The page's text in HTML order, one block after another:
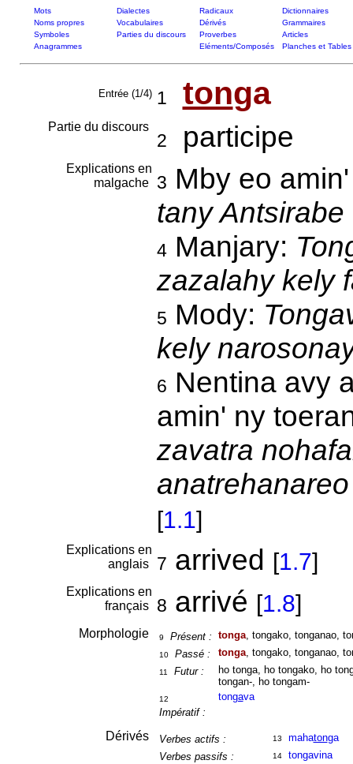
Mots Dialectes Radicaux
Dictionnaires
Noms propres
Vocabulaires Dérivés
Grammaires
Symboles
Parties du discours Proverbes
Articles
Anagrammes
Eléments/Composés Planches et Tables
Entrée (1/4) 1 tonga
Partie du discours
2 participe
Explications en
malgache
3 Mby eo
tany
4Manjary:
zazalahy kely
5 Mody:
kely
6 Nentina avy
amin' ny
zavatra
[1.1]
Explications en
anglais
7 arrived [1.7]
Explications en
français
8 arrivé [1.8]
Morphologie 9 Présent : tonga, tongako, tonganao,
10 Passé : tonga, tongako, tonganao,
11 Futur :
ho tonga, ho tongako, ho
tongan-, ho tongam-
12
Impératif :
tongava
Dérivés Verbes actifs : 13 mahatonga
Verbes passifs :
14
tongavina